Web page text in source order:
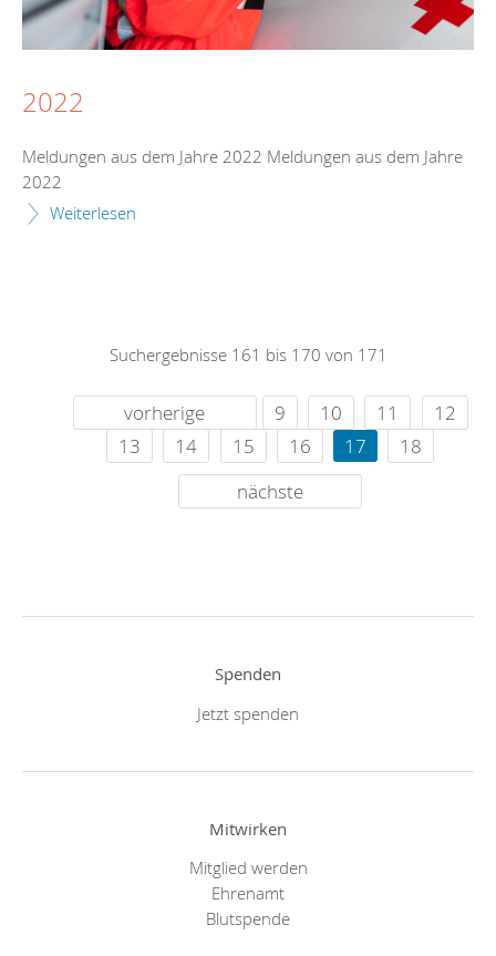
2022
Meldungen aus dem Jahre 2022 Meldungen aus dem Jahre
2022
Weiterlesen
Suchergebnisse 161 bis 170 von 171
vorherige 9 10 11
12
13
14 15 16 17
18
nächste
Spenden
Jetzt spenden
Mitwirken
Mitglied werden
Ehrenamt
Blutspende